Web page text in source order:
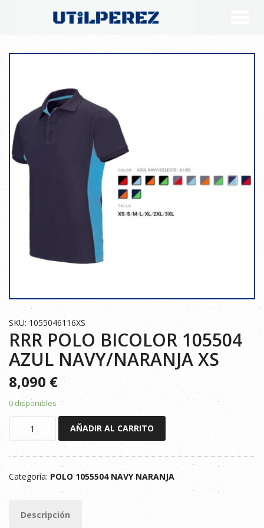
SKU: 1055046116XS
RRR POLO BICOLOR 105504
AZUL NAVY/NARANJA XS
8,090 €
0 disponibles
BICOLOR
105504
AZUL
NAVY/NARANJA
cantidad
AÑADIR AL CARRITO
Categoría: POLO 1055504 NAVY NARANJA
Descripción